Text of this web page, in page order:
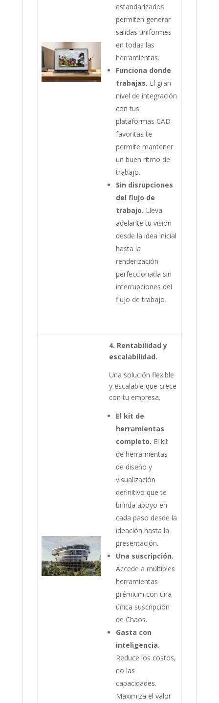
estandarizados
permiten generar
salidas uniformes
en todas las
herramientas.
Funciona donde
trabajas. El gran
nivel de integración
con tus
plataformas CAD
favoritas te
permite mantener
un buen ritmo de
trabajo.
Sin disrupciones
del flujo de
trabajo. Lleva
adelante tu visión
desde la idea inicial
hasta la
renderización
perfeccionada sin
interrupciones del
flujo de trabajo.
4. Rentabilidad y
escalabilidad.
Una solución flexible
y escalable que crece
con tu empresa.
El kit de
herramientas
completo. El kit
de herramientas
de diseño y
visualización
definitivo que te
brinda apoyo en
cada paso desde la
ideación hasta la
presentación.
Una suscripción.
Accede a múltiples
herramientas
prémium con una
única suscripción
de Chaos.
Gasta con
inteligencia.
Reduce los costos,
no las
capacidades.
Maximiza el valor